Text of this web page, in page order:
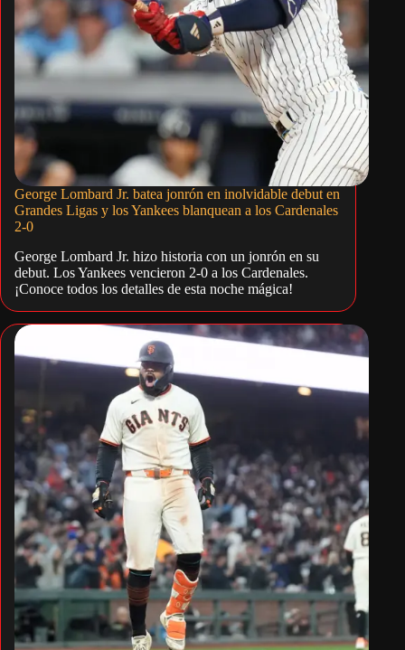
George Lombard Jr. batea jonrón en inolvidable debut en
Grandes Ligas y los Yankees blanquean a los Cardenales
2-0
George Lombard Jr. hizo historia con un jonrón en su
debut. Los Yankees vencieron 2-0 a los Cardenales.
¡Conoce todos los detalles de esta noche mágica!